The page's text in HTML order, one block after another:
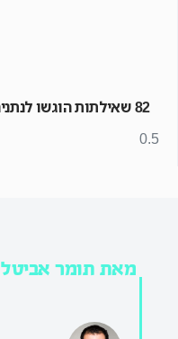
82 שאילתות הוגשו לנתניהו – רק 18 זכו לתשובה
מאת תומר אביטל